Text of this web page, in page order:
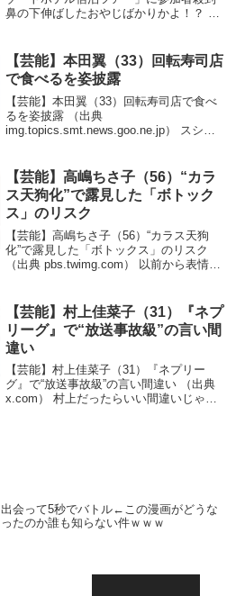
鼻の下伸ばしたおやじばかりかよ！？ ＜
た「ゴマキ」こと後藤真希が、ファンク
ラブ会員向...
【芸能】本田翼（33）回転寿司店
で食べるを姿披露
【芸能】本田翼（33）回転寿司店で食べ
るを姿披露 （出典
img.topics.smt.news.goo.ne.jp） スシロ
店で食べる姿披露に 「軍艦巻き見つめ
て...
【芸能】高嶋ちさ子（56）“カラ
ス天狗化”で露見した「ボトック
ス」のリスク
【芸能】高嶋ちさ子（56）“カラス天狗
化”で露見した「ボトックス」のリスク
（出典 pbs.twimg.com） 以前から表情が
した「ボトックス」のリスク 町医者...
【芸能】村上佳菜子（31）『ネプ
リーグ』で“放送事故級”の言い間
違い
【芸能】村上佳菜子（31）『ネプリー
グ』で“放送事故級”の言い間違い （出典
x.com） 村上だったらいい間違いじゃな
出会って5秒でバトル←この漫画がどうな
ったのか誰も知らない件ｗｗｗ